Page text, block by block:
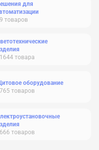
для
товаров
товара
оборудование
товаров
товаров